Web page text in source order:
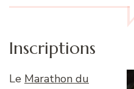
Inscriptions
Le Marathon du